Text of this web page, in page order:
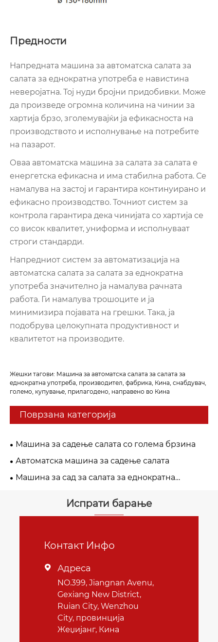
Предности
Напредната машина за автоматска салата за
салата за еднократна употреба е навистина
неверојатна. Тој нуди бројни придобивки. Може
да произведе огромна количина на чинии за
хартија брзо, зголемувајќи ја ефикасноста на
производството и исполнување на потребите
на пазарот.
Оваа автоматска машина за салата за салата е
енергетска ефикасна и има стабилна работа. Се
намалува на застој и гарантира континуирано и
ефикасно производство. Точниот систем за
контрола гарантира дека чинијата со хартија се
со висок квалитет, униформа и исполнуваат
строги стандарди.
Напредниот систем за автоматизација на
автоматска салата за салата за еднократна
употреба значително ја намалува рачната
работа. Ги намалува трошоците и ја
минимизира појавата на грешки. Така, ја
подобрува целокупната продуктивност и
квалитетот на производите.
Жешки тагови: Машина за автоматска салата за салата за
еднократна употреба, производител, фабрика, Кина, снабдувач,
големо, купување, прилагодено, направено во Кина
Поврзана категорија
Машина за садење салата со голема брзина
Автоматска машина за садење салата
Машина за сад за салата за еднократна
Испрати барање
Контакт Инфо
 Адреса
NO.399, Jiangnan Avenu,
Gexiang New District,
Ruian City, Wenzhou
City, провинција
Жеџијанг, Кина